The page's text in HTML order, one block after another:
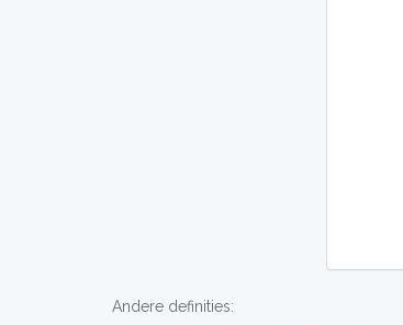
Andere definities: